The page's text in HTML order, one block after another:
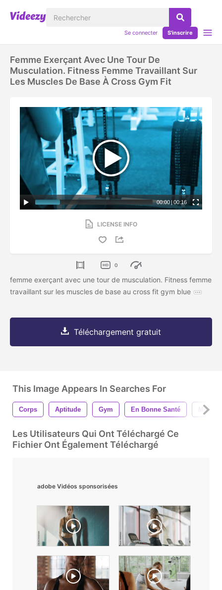
Se connecter S'inscrire
Femme Exerçant Avec Une Tour De
Musculation. Fitness Femme Travaillant Sur
Les Muscles De Base À Cross Gym Fit
00:00 | 00:16
LICENSE INFO
0
femme exerçant avec une tour de musculation. Fitness femme
travaillant sur les muscles de base au cross fit gym blue
Téléchargement gratuit
This Image Appears In Searches For
Corps Aptitude Gym En Bonne Santé Mode
Les Utilisateurs Qui Ont Téléchargé Ce
Fichier Ont Également Téléchargé
adobe Vidéos sponsorisées